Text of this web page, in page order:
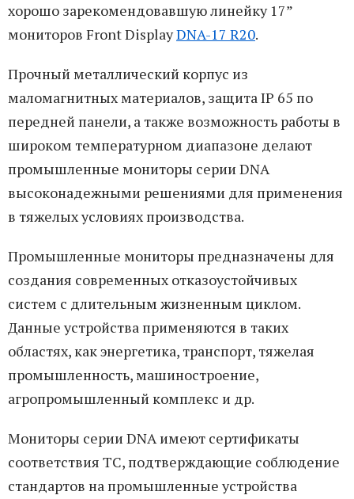
хорошо зарекомендовавшую линейку 17”
мониторов Front DisplayDNA-17 R20.
Прочный металлический корпус из
маломагнитных материалов, защита IP 65 по
передней панели, а также возможность работы в
широком температурном диапазоне делают
промышленные мониторы серии DNA
высоконадежными решениями для применения
в тяжелых условиях производства.
Промышленные мониторы предназначены для
создания современных отказоустойчивых
систем с длительным жизненным циклом.
Данные устройства применяются в таких
областях, как энергетика, транспорт, тяжелая
промышленность, машиностроение,
агропромышленный комплекс и др.
Мониторы cерии DNA имеют сертификаты
соответствия ТС, подтверждающие соблюдение
стандартов на промышленные устройства